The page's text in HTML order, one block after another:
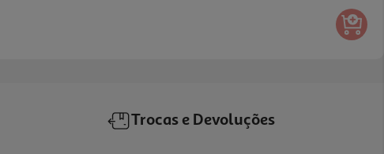
Trocas e Devoluções